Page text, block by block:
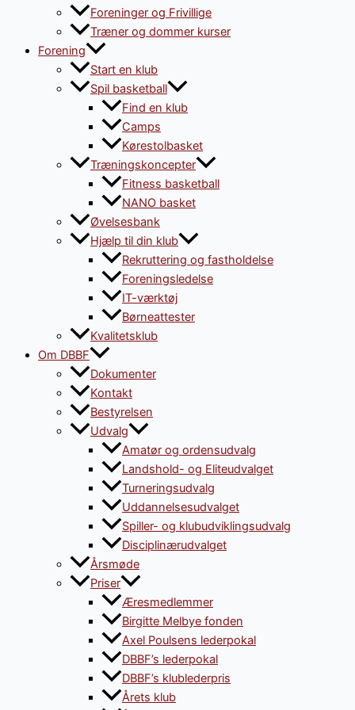
Foreninger og Frivillige
Træner og dommer kurser
Forening
Start en klub
Spil basketball
Find en klub
Camps
Kørestolbasket
Træningskoncepter
Fitness basketball
NANO basket
Øvelsesbank
Hjælp til din klub
Rekruttering og fastholdelse
Foreningsledelse
IT-værktøj
Børneattester
Kvalitetsklub
Om DBBF
Dokumenter
Kontakt
Bestyrelsen
Udvalg
Amatør og ordensudvalg
Landshold- og Eliteudvalget
Turneringsudvalg
Uddannelsesudvalget
Spiller- og klubudviklingsudvalg
Disciplinærudvalget
Årsmøde
Priser
Æresmedlemmer
Birgitte Melbye fonden
Axel Poulsens lederpokal
DBBF’s lederpokal
DBBF’s klublederpris
Årets klub